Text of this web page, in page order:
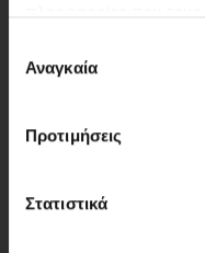
των υπηρεσιών τους.
συγκατάθεσης
Αναγκαία
Προτιμήσεις
Στατιστικά
151 23 Μαρούσι,